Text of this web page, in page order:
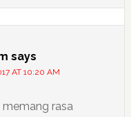
says
AT 10:20 AM
rasa